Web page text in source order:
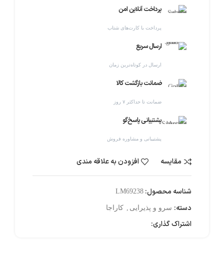
پرداخت آنلاین امن
پرداخت با کارت‌های شتاب
ارسال سریع
ارسال در کوتاه‌ترین زمان
ضمانت بازگشت کالا
ضمانت تا حداکثر ۷ روز
پشتیبانی پاسخ‌گو
پشتیبانی و مشاوره فروش
مقایسه افزودن به علاقه مندی
شناسه محصول: LM69238
دسته: سرو و پذیرایی , کاراجا
اشتراک گذاری: